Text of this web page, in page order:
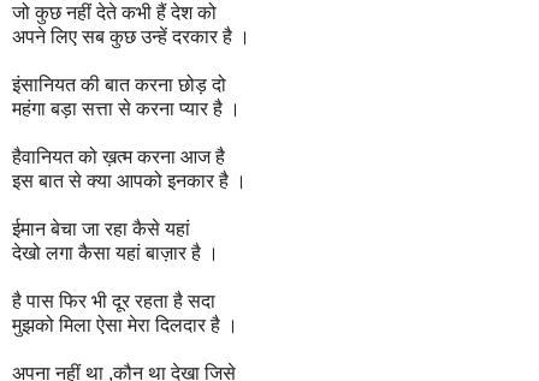
जो कुछ नहीं देते कभी हैं देश को
अपने लिए सब कुछ उन्हें दरकार है ।
इंसानियत की बात करना छोड़ दो
महंगा बड़ा सत्ता से करना प्यार है ।
हैवानियत को ख़त्म करना आज है
इस बात से क्या आपको इनकार है ।
ईमान बेचा जा रहा कैसे यहां
देखो लगा कैसा यहां बाज़ार है ।
है पास फिर भी दूर रहता है सदा
मुझको मिला ऐसा मेरा दिलदार है ।
अपना नहीं था ,कौन था देखा जिसे